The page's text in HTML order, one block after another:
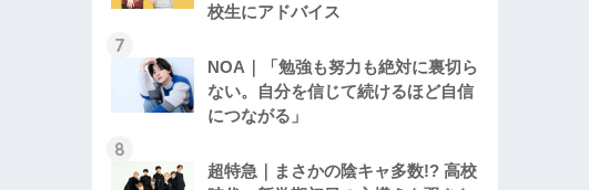
校生にアドバイス
NOA｜「勉強も努力も絶対に裏切ら
ない。自分を信じて続けるほど自信
につながる」
超特急｜まさかの陰キャ多数!? 高校